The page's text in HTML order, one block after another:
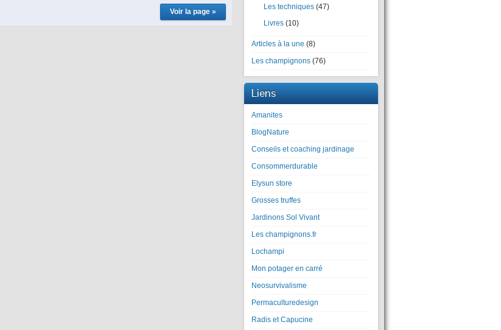
Voir la page »
Les techniques (47)
Livres (10)
Articles à la une (8)
Les champignons (76)
Liens
Amanites
BlogNature
Conseils et coaching jardinage
Consommerdurable
Elysun store
Grosses truffes
Jardinons Sol Vivant
Les champignons.fr
Lochampi
Mon potager en carré
Neosurvivalisme
Permaculturedesign
Radis et Capucine